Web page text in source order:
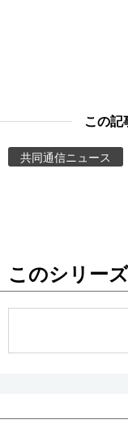
お知らせ
この記
共同通信ニュース
このシリー